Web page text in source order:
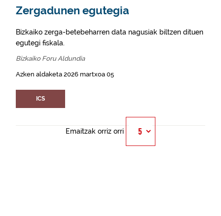
Zergadunen egutegia
Bizkaiko zerga-betebeharren data nagusiak biltzen dituen
egutegi fiskala.
Bizkaiko Foru Aldundia
Azken aldaketa 2026 martxoa 05
ICS
Emaitzak orriz orri